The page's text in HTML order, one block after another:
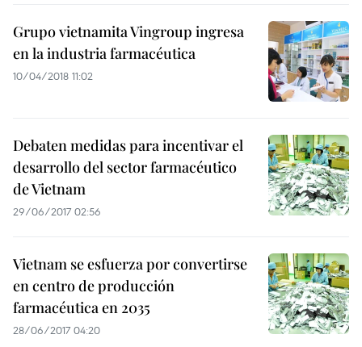
Grupo vietnamita Vingroup ingresa
en la industria farmacéutica
10/04/2018 11:02
Debaten medidas para incentivar el
desarrollo del sector farmacéutico
de Vietnam
29/06/2017 02:56
Vietnam se esfuerza por convertirse
en centro de producción
farmacéutica en 2035
28/06/2017 04:20